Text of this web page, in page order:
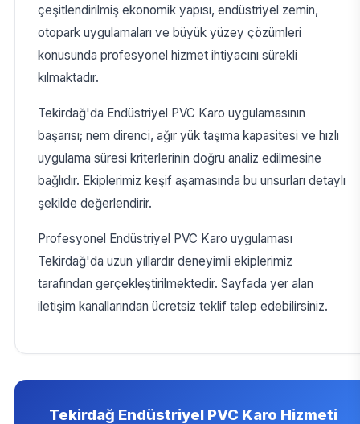
çeşitlendirilmiş ekonomik yapısı, endüstriyel zemin,
otopark uygulamaları ve büyük yüzey çözümleri
konusunda profesyonel hizmet ihtiyacını sürekli
kılmaktadır.
Tekirdağ'da Endüstriyel PVC Karo uygulamasının
başarısı; nem direnci, ağır yük taşıma kapasitesi ve hızlı
uygulama süresi kriterlerinin doğru analiz edilmesine
bağlıdır. Ekiplerimiz keşif aşamasında bu unsurları detaylı
şekilde değerlendirir.
Profesyonel Endüstriyel PVC Karo uygulaması
Tekirdağ'da uzun yıllardır deneyimli ekiplerimiz
tarafından gerçekleştirilmektedir. Sayfada yer alan
iletişim kanallarından ücretsiz teklif talep edebilirsiniz.
Tekirdağ Endüstriyel PVC Karo Hizmeti